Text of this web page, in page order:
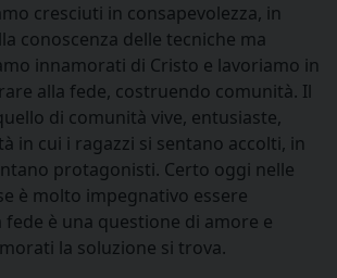
cresciuti in consapevolezza, in
conoscenza delle tecniche ma
innamorati di Cristo e lavoriamo in
alla fede, costruendo comunità. Il
di comunità vive, entusiaste,
in cui i ragazzi si sentano accolti, in
protagonisti. Certo oggi nelle
è molto impegnativo essere
fede è una questione di amore e
la soluzione si trova.